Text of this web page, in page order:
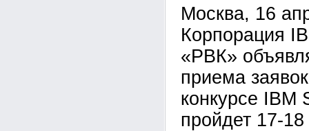
Москва, 16
Корпорация
«РВК»
приема
конкурсе IBM
пройдет 17-